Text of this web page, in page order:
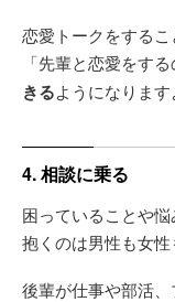
恋愛トークをするこ
「先輩と恋愛をす
きるようになります
4. 相談に乗る
困っていることや
抱くのは男性も女性
後輩が仕事や部活、